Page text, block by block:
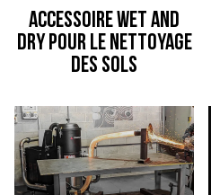
Accessoire Wet and
Dry pour le nettoyage
des sols